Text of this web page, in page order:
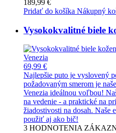
189,99 €
Pridať do košíka Nákupný
Vysokokvalitné biele
69,99 €
Najlepšie puto je vyslovený
požadovaným smerom je
Venezia ideálnou voľbou!
na vedenie - a praktické na
žiadostivosti na dosah. Naše
použiť aj ako bič!
3 HODNOTENIA